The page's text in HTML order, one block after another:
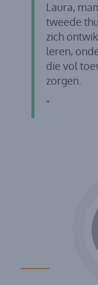
Laura,
tweede
zich
leren,
die vol
zorgen.